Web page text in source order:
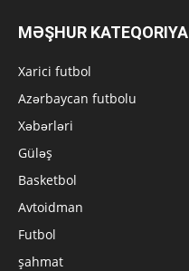
MƏŞHUR KATEQORIYA
Xarici futbol
Azərbaycan futbolu
Xəbərləri
Güləş
Basketbol
Avtoidman
Futbol
şahmat